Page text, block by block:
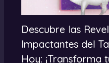
Descubre las
Impactantes del
Hoy: ¡Transforma